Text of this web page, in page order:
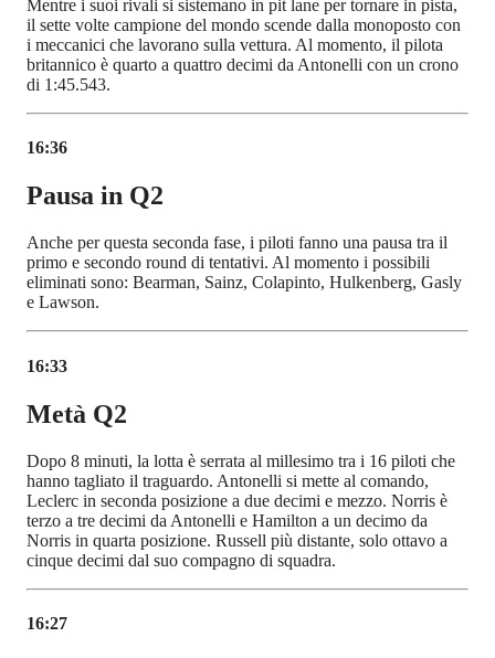
Mentre i suoi rivali si sistemano in pit lane per tornare in pista,
il sette volte campione del mondo scende dalla monoposto con
i meccanici che lavorano sulla vettura. Al momento, il pilota
britannico è quarto a quattro decimi da Antonelli con un crono
di 1:45.543.
16:36
Pausa in Q2
Anche per questa seconda fase, i piloti fanno una pausa tra il
primo e secondo round di tentativi. Al momento i possibili
eliminati sono: Bearman, Sainz, Colapinto, Hulkenberg, Gasly
e Lawson.
16:33
Metà Q2
Dopo 8 minuti, la lotta è serrata al millesimo tra i 16 piloti che
hanno tagliato il traguardo. Antonelli si mette al comando,
Leclerc in seconda posizione a due decimi e mezzo. Norris è
terzo a tre decimi da Antonelli e Hamilton a un decimo da
Norris in quarta posizione. Russell più distante, solo ottavo a
cinque decimi dal suo compagno di squadra.
16:27